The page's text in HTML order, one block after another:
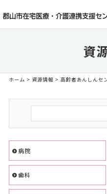
資
ホーム > 資源情報 > 高齢者あんしんセ
病院
歯科